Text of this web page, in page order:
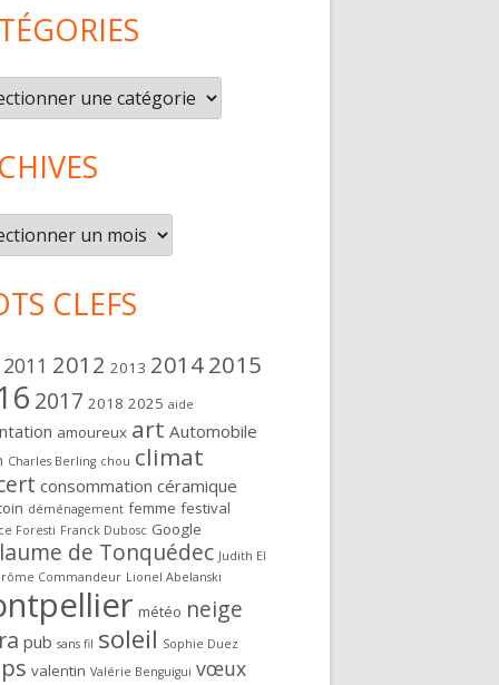
CLEFS
2011 2012 2013 20142015
2017 2018 2025 aide
amoureux art Automobile
Charles Berling chou climat
consommation céramique
déménagement femme festival
Foresti Franck Dubosc Google
de Tonquédec Judith El
Commandeur Lionel Abelanski
météo neige
pub sans fil soleil Sophie Duez
valentin Valérie Benguigui vœux